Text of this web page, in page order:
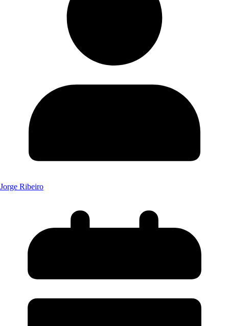
Jorge Ribeiro